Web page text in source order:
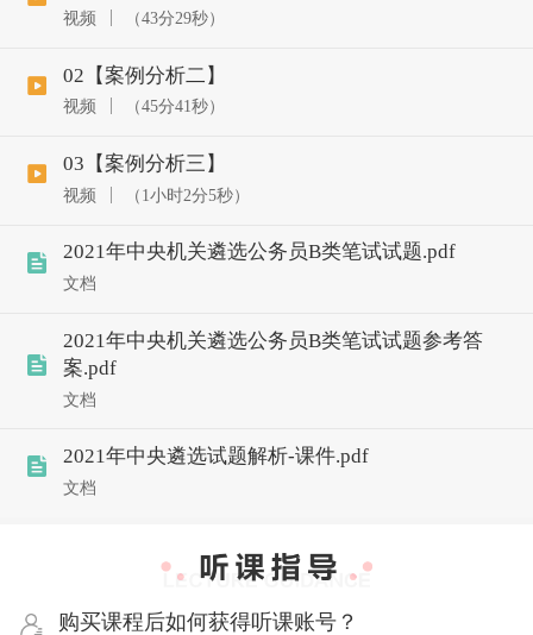
视频 （43分29秒）
02【案例分析二】
视频 （45分41秒）
03【案例分析三】
视频 （1小时2分5秒）
2021年中央机关遴选公务员B类笔试试题.pdf
文档
2021年中央机关遴选公务员B类笔试试题参考答
案.pdf
文档
2021年中央遴选试题解析-课件.pdf
文档
购买课程后如何获得听课账号？